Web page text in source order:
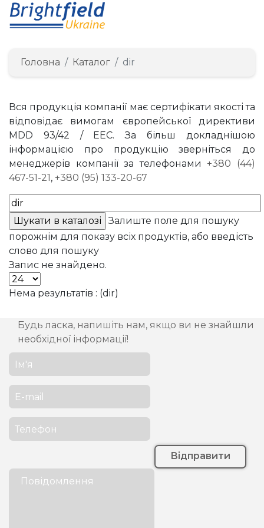
Головна Каталог dir
Вся продукція компанії має сертифікати якості та
відповідає вимогам європейської директиви
MDD 93/42 / EEC. За більш докладнішою
інформацією про продукцію зверніться до
менеджерів компанії за телефонами+380 (44)
467-51-21, +380 (95) 133-20-67
Залиште поле для пошуку
порожнім для показу всіх продуктів, або введість
слово для пошуку
Запис не знайдено.
Нема результатів : (dir)
Будь ласка, напишіть нам, якщо ви не знайшли
необхідної інформації!
Відправити